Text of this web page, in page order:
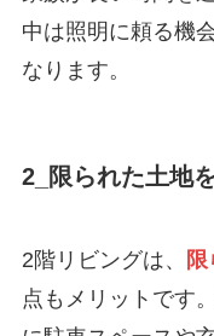
中は照明に頼る機
なります。
2_限られた土地
2階リビングは、
点もメリットです